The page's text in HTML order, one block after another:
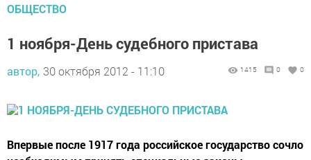
ОБЩЕСТВО
1 ноября-День судебного пристава
автор, 30 октября 2012 - 11:10 1415 0 0
Впервые после 1917 года российское государство сочло